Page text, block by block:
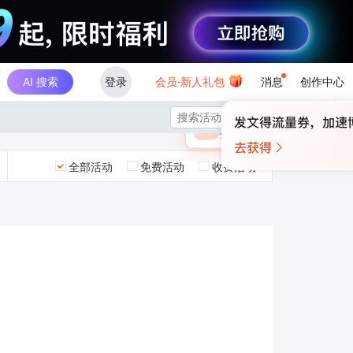
AI 搜索 登录 会员·新人礼包 消息 创作中心
×
🎁 未登录
登录领取最高

全部活动 免费活动 收费活动